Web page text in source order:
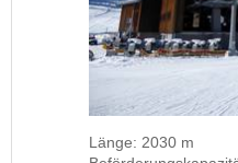
Länge: 2030 m